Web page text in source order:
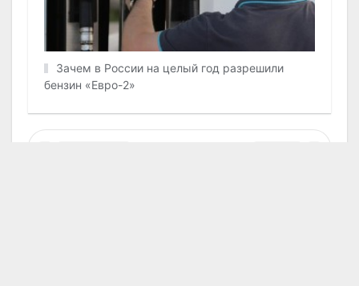
Зачем в России на целый год разрешили
бензин «Евро-2»